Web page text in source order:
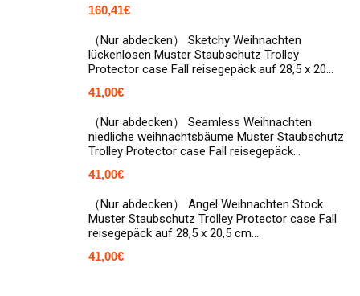
160,41€
（Nur abdecken） Sketchy Weihnachten
lückenlosen Muster Staubschutz Trolley
Protector case Fall reisegepäck auf 28,5 x 20…
41,00€
（Nur abdecken） Seamless Weihnachten
niedliche weihnachtsbäume Muster Staubschutz
Trolley Protector case Fall reisegepäck…
41,00€
（Nur abdecken） Angel Weihnachten Stock
Muster Staubschutz Trolley Protector case Fall
reisegepäck auf 28,5 x 20,5 cm…
41,00€